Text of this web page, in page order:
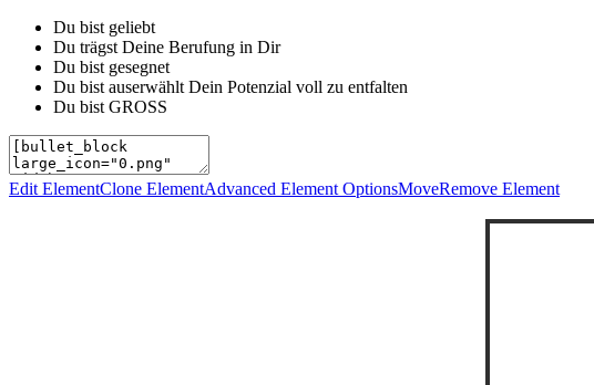
Du bist geliebt
Du trägst Deine Berufung in Dir
Du bist gesegnet
Du bist auserwählt Dein Potenzial voll zu entfalten
Du bist GROSS
Edit ElementClone ElementAdvanced Element OptionsMoveRemove Element